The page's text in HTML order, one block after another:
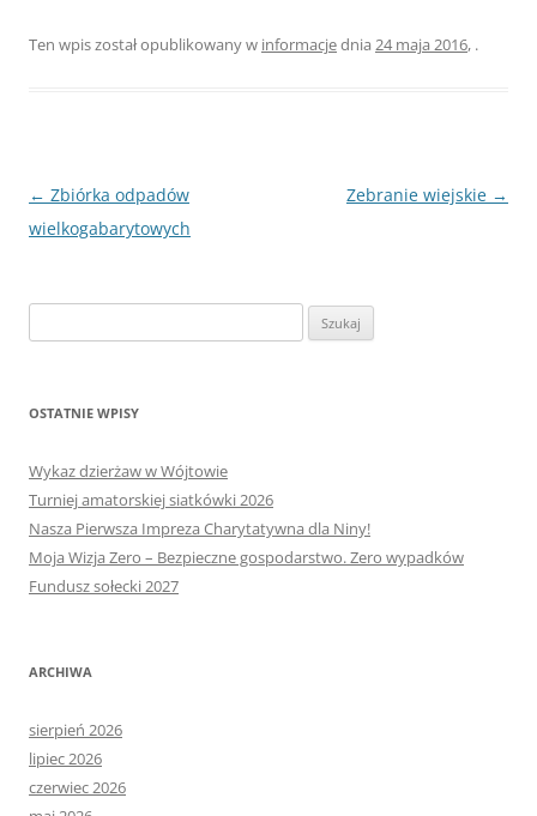
Ten wpis został opublikowany w informacjednia 24 maja 2016, .
Nawigacja
wpisu
← Zbiórka odpadów
wielkogabarytowych
Zebranie wiejskie →
OSTATNIE WPISY
Wykaz dzierżaw w Wójtowie
Turniej amatorskiej siatkówki 2026
Nasza Pierwsza Impreza Charytatywna dla Niny!
Moja Wizja Zero – Bezpieczne gospodarstwo. Zero wypadków
Fundusz sołecki 2027
ARCHIWA
sierpień 2026
lipiec 2026
czerwiec 2026